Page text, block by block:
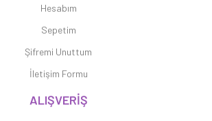
Hesabım
Sepetim
Şifremi Unuttum
İletişim Formu
ALIŞVERİŞ